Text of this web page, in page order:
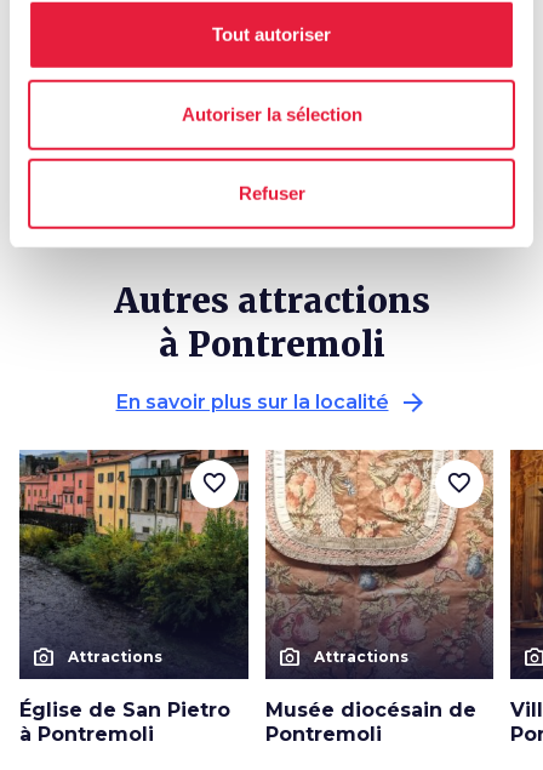
Tout autoriser
Autoriser la sélection
Refuser
Guides et cartes
Autres attractions
à Pontremoli
En savoir plus sur la localité arrow_forward
photo_camera Attractions
Église de San Pietro
à Pontremoli
favorite_border
photo_camera Attractions
Musée diocésain de
Pontremoli
favorite_border